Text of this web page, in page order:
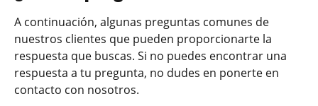
A continuación, algunas preguntas comunes de
nuestros clientes que pueden proporcionarte la
respuesta que buscas. Si no puedes encontrar una
respuesta a tu pregunta, no dudes en ponerte en
contacto con nosotros.